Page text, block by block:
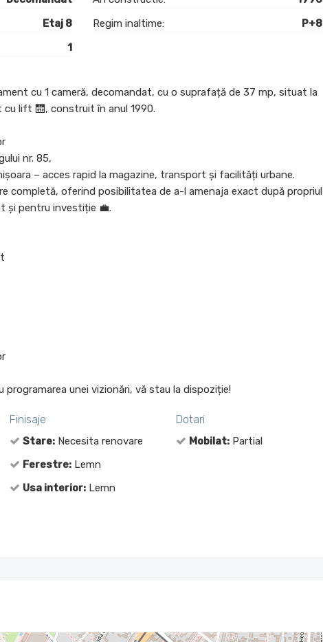
Etaj 8
1
Regim inaltime:
P+8
cu 1 cameră, decomandat, cu o suprafață de 37 mp, situat la
lift 🛗, construit în anul 1990.
nr. 85,
– acces rapid la magazine, transport și facilități urbane.
completă, oferind posibilitatea de a-l amenaja exact după propriul
și pentru investiție 💼.
unei vizionări, vă stau la dispoziție!
Finisaje
Stare:Necesita renovare
Ferestre:Lemn
Usa interior:Lemn
Dotari
Mobilat: Partial